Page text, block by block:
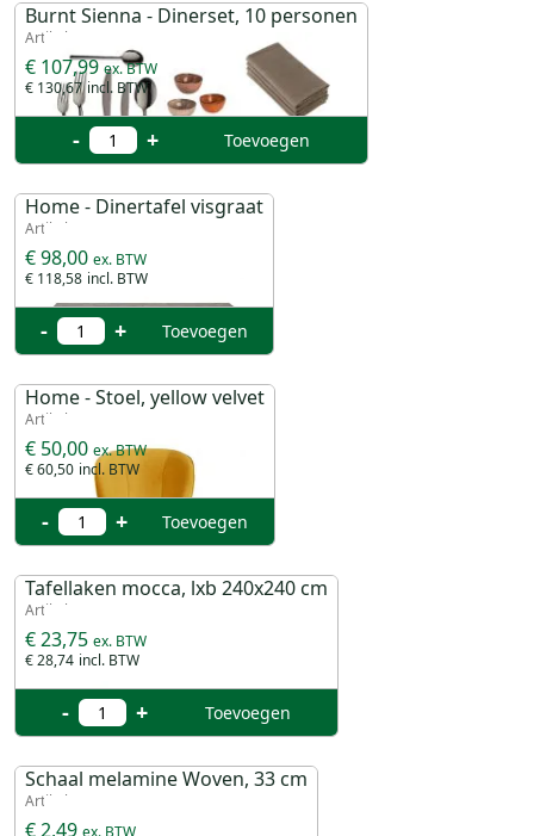
Burnt Sienna - Dinerset, 10 personen
Artikel 99922
€ 130,67
€ 107,99
- + Toevoegen
Home - Dinertafel visgraat
Artikel 29926
€ 118,58
€ 98,00
- + Toevoegen
Home - Stoel, yellow velvet
Artikel 29910
€ 60,50
€ 50,00
- + Toevoegen
Tafellaken mocca, lxb 240x240 cm
Artikel 17673
€ 28,74
€ 23,75
- + Toevoegen
Schaal melamine Woven, 33 cm
Artikel 45177
€ 2,49